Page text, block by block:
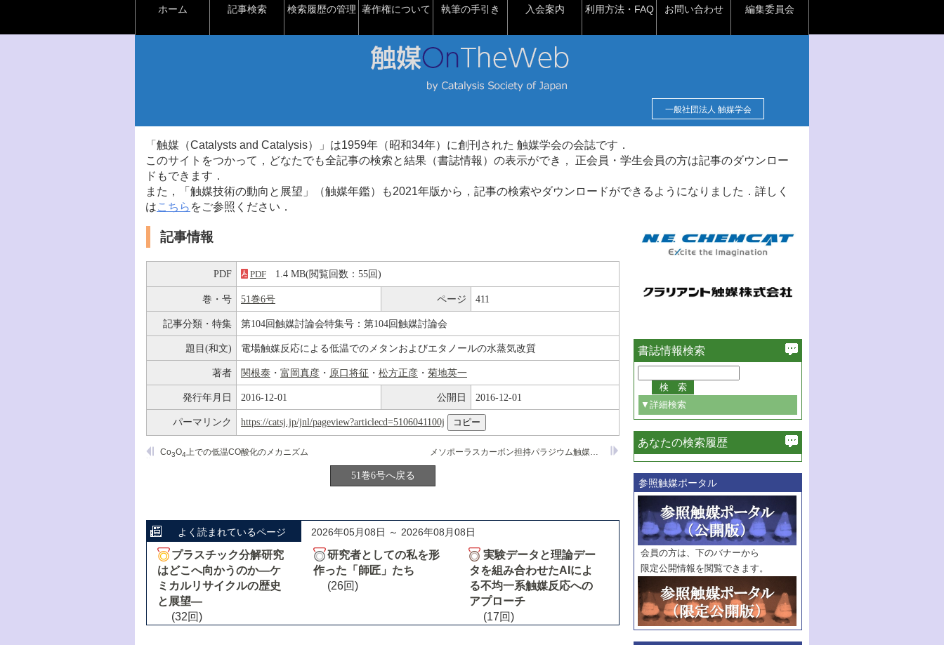
ホーム 記事検索 検索履歴の管理 著作権について 執筆の手引き 入会案内 利用方法・FAQ お問い合わせ 編集委員会
一般社団法人 触媒学会
「触媒（Catalysts and Catalysis）」は1959年（昭和34年）に創刊された 触媒学会の会誌です．
このサイトをつかって，どなたでも全記事の検索と結果（書誌情報）の表示ができ， 正会員・学生会員の方は記事のダウンロー
ドもできます．
また，「触媒技術の動向と展望」（触媒年鑑）も2021年版から，記事の検索やダウンロードができるようになりました．詳しく
はこちら をご参照ください．
記事情報
PDF PDF 1.4 MB(閲覧回数：55回)
巻・号 51巻6号 ページ 411
記事分類・特集 第104回触媒討論会特集号：第104回触媒討論会
題目(和文) 電場触媒反応による低温でのメタンおよびエタノールの水蒸気改質
著者 関根泰 ・ 富岡真彦 ・ 原口将征 ・ 松方正彦 ・ 菊地英一
発行年月日 2016-12-01 公開日 2016-12-01
パーマリンク https://catsj.jp/jnl/pageview?articlecd=5106041100j
メソポーラスカーボン担持パラジウム触媒による鈴木-宮浦カップリング反応でのマイクロ波加熱の効果
Co3O4上での低温CO酸化のメカニズム
51巻6号へ戻る
よく読まれているページ 2026年05月08日 ～ 2026年08月08日
プラスチック分解研究
はどこへ向かうのか―ケ
ミカルリサイクルの歴史
と展望―
(32回)
研究者としての私を形
作った「師匠」たち
(26回)
実験データと理論デー
タを組み合わせたAIによ
る不均一系触媒反応への
アプローチ
(17回)
書誌情報検索
▼詳細検索
必ず含む
巻・号指定
巻
号
範囲指定
巻
号～
巻
号
触媒年鑑
年度
記事種別
マーク：
マークあり
あなたの検索履歴
参照触媒ポータル
会員の方は、下のバナーから
限定公開情報を閲覧できます。